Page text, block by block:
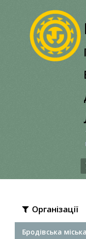
Організації
Бродівська